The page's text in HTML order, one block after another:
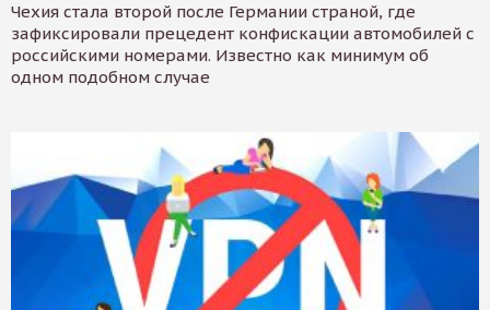
Чехия стала второй после Германии страной, где
зафиксировали прецедент конфискации автомобилей с
российскими номерами. Известно как минимум об
одном подобном случае